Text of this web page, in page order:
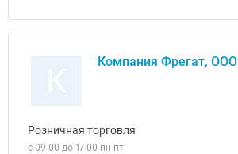
Компания Фрегат, ООО
Розничная торговля
с 09-00 до 17-00 пн-пт